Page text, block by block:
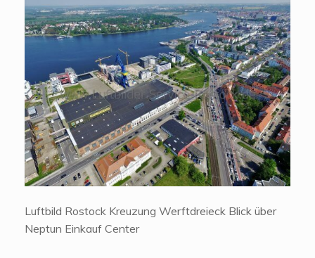
Luftbild Rostock Kreuzung Werftdreieck Blick über
Neptun Einkauf Center